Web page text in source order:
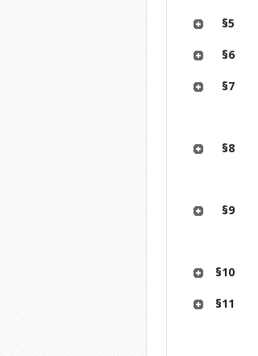
§5
§6
§7
§8
§9
§10
§11